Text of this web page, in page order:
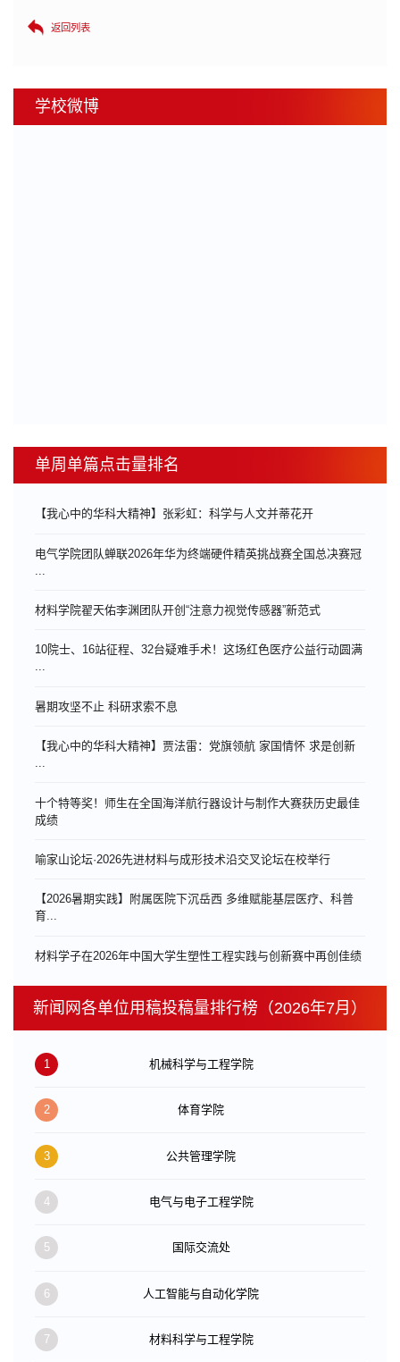
返回列表
学校微博
单周单篇点击量排名
【我心中的华科大精神】张彩虹：科学与人文并蒂花开
电气学院团队蝉联2026年华为终端硬件精英挑战赛全国总决赛冠
材料学院翟天佑李渊团队开创“注意力视觉传感器”新范式
10院士、16站征程、32台疑难手术！这场红色医疗公益行动圆满
...
暑期攻坚不止 科研求索不息
【我心中的华科大精神】贾法雷：党旗领航 家国情怀 求是创新
...
十个特等奖！师生在全国海洋航行器设计与制作大赛获历史最佳
成绩
喻家山论坛·2026先进材料与成形技术沿交叉论坛在校举行
【2026暑期实践】附属医院下沉岳西 多维赋能基层医疗、科普
育...
材料学子在2026年中国大学生塑性工程实践与创新赛中再创佳绩
新闻网各单位用稿投稿量排行榜（2026年7月）
1 机械科学与工程学院
2 体育学院
3 公共管理学院
4 电气与电子工程学院
5 国际交流处
6 人工智能与自动化学院
7 材料科学与工程学院